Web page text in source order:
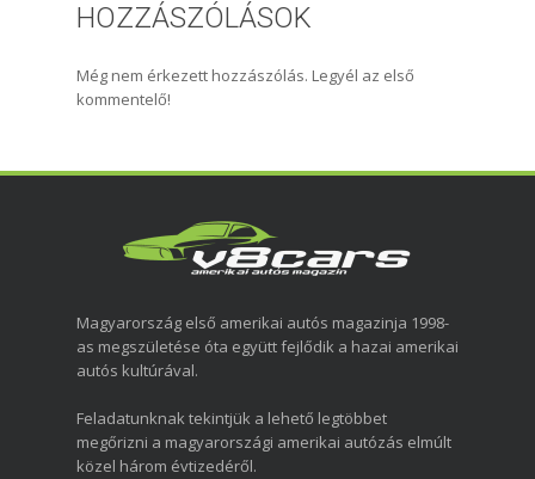
HOZZÁSZÓLÁSOK
Még nem érkezett hozzászólás. Legyél az első
kommentelő!
Magyarország első amerikai autós magazinja 1998-
as megszületése óta együtt fejlődik a hazai amerikai
autós kultúrával.
Feladatunknak tekintjük a lehető legtöbbet
megőrizni a magyarországi amerikai autózás elmúlt
közel három évtizedéről.